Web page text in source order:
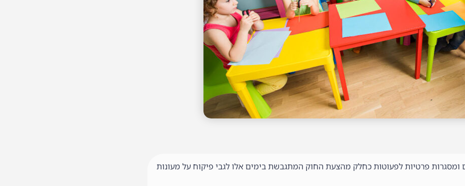
פרטיות לפעוטות כחלק מהצעת החוק המתגבשת בימים אלו לגבי פיקוח על מעונות